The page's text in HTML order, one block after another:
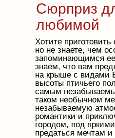
Хотите
но не знаете, чем
запоминающимся
знаем, что вам
на крыше с видами
высоты птичьего
самым
таком необычном
незабываемую
романтики и
городом, под
предаться мечтам и
Сюрприз
любимой